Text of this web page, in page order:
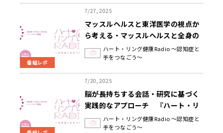
番組レポ
7/27, 2025
マッスルヘルスと東洋医学の視点か
ら考える・マッスルヘルスと全身の
健康 『ハート・リング健康Radio
～認知症と手をつなごう〜 』
ハート・リング健康Radio ～認知症と
手をつなごう～
7/20, 2025
脳が長持ちする会話・研究に基づく
実践的なアプローチ 『ハート・リ
ング健康Radio～認知症と手をつな
ごう〜 』
ハート・リング健康Radio ～認知症と
手をつなごう～